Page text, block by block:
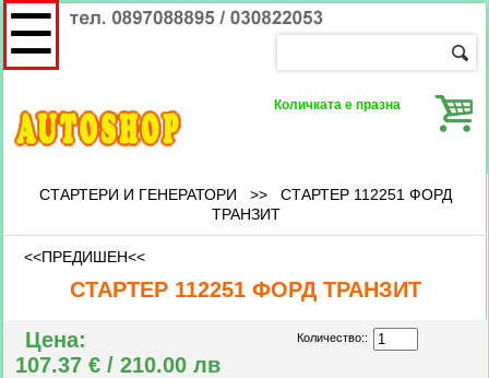
Количката е празна
☰
СТАРТЕРИ И ГЕНЕРАТОРИ >> СТАРТЕР 112251 ФОРД
ТРАНЗИТ
<<ПРЕДИШЕН<<
СТАРТЕР 112251 ФОРД ТРАНЗИТ
Цена:
107.37 € / 210.00 лв
Количество::